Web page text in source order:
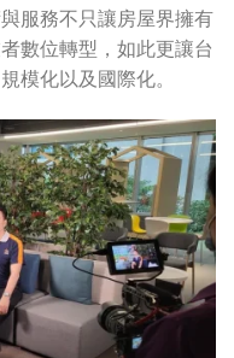
服務不只讓房屋界擁有
數位轉型，如此更讓台
模化以及國際化。